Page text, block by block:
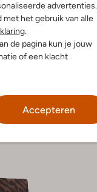
advertenties.
met het gebruik van alle
.
de pagina kun je jouw
of een klacht
Accepteren